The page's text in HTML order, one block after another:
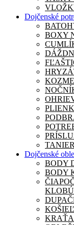
Dojčenské
BOXY
Dojčenské
BODY
BODY